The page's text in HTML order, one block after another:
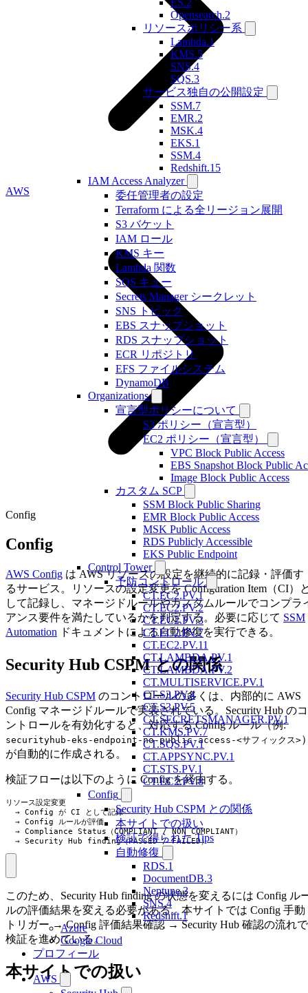
ES.2
Opensearch.2
リソースポリシー系
Lambda.1
KMS.5
SNS.4
SQS.3
サービス独自の公開設定
SSM.7
EMR.2
MSK.4
EKS.1
SSM.4
Redshift.15
IAM Access Analyzer
委任管理者の設定
Terraform による全リージョン展開
S3 バケット
IAM ロール
KMS キー
Lambda 関数
SQS キュー
Secrets Manager シークレット
SNS トピック
EBS スナップショット
RDS スナップショット
ECR リポジトリ
EFS ファイルシステム
DynamoDB
Organizations
宣言型ポリシーについて
S3 ポリシー（宣言型）
EC2 ポリシー（宣言型）
VPC Block Public Access
EBS Snapshot Block Public
Image Block Public Access
カスタム SCP
SSM Block Public Sharing
EMR Block Public Access
MSK Public Access
RDS Publicly Accessible
EKS Public Endpoint
Control Tower
予防コントロール
CT.EC2.PV.1
CT.EC2.PV.2
CT.EC2.PV.3
CT.EC2.PV.7
CT.EC2.PV.11
CT.LAMBDA.PV.1
CT.LAMBDA.PV.2
CT.MULTISERVICE.PV.1
CT.S3.PV.4
CT.S3.PV.5
CT.SECRETSMANAGER.PV.1
CT.KMS.PV.7
CT.SQS.PV.1
CT.APPSYNC.PV.1
CT.STS.PV.1
CT.EC2.PV.8
Config
Security Hub CSPM との関係
本サイトでの扱い
検証で得られた Tips
自動修復
RDS.1
DocumentDB.3
Neptune.3
SNS.4
Redshift.1
Azure
Google Cloud
プロフィール
AWS
AWS
Config
Config
AWS Config は AWS リソースの設定を継続的に記録・評価す
るサービス。リソースの設定変更を Configuration Item（CI）
して記録し、マネージドルールやカスタムルールでコンプラ
アンス要件を満たしているかを判定する。必要に応じて SSM
Automation ドキュメントによる自動修復を実行できる。
Security Hub CSPM との関係
Security Hub CSPM のコントロールの多くは、内部的に AWS
Config マネージドルールで実装されている。Security Hub のコ
ントロールを有効化すると、対応する Config ルール（例:
securityhub-eks-endpoint-no-public-access-<サフィックス>
が自動的に作成される。
検証フローは以下のように Config を経由する。
リソース設定変更
  → Config が CI として記録
  → Config ルールが評価
  → Compliance Status（COMPLIANT / NON_COMPLIANT）
  → Security Hub finding（PASSED / FAILED）
このため、Security Hub finding の状態を変えるには Config ル
ルの評価結果を変える必要がある。本サイトでは Config 手動
トリガー → Config 評価結果確認 → Security Hub 確認の流れで
検証を進めている。
本サイトでの扱い